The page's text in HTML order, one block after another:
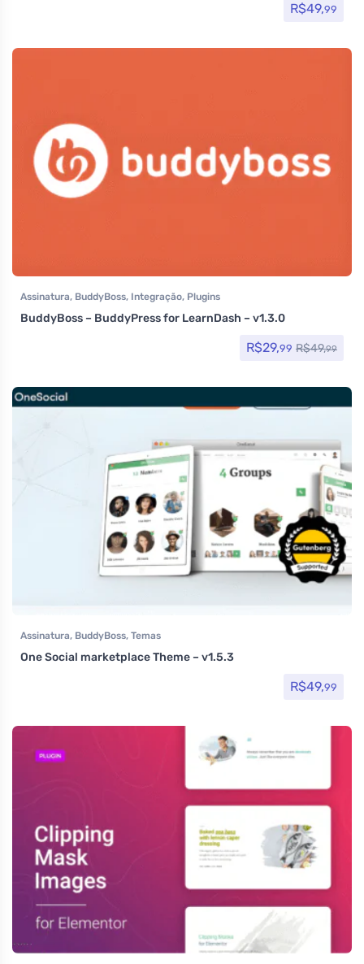
R$49,99
Assinatura, BuddyBoss, Integração, Plugins
BuddyBoss – BuddyPress for LearnDash – v1.3.0
R$29,99 R$49,99
Assinatura, BuddyBoss, Temas
One Social marketplace Theme – v1.5.3
R$49,99